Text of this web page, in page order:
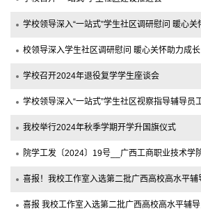
校领导深入学生社区调研慰问 暖心关怀助力成长
学校召开2024年退役复学学生座谈会
我校举行2024年秋季学期开学升国旗仪式